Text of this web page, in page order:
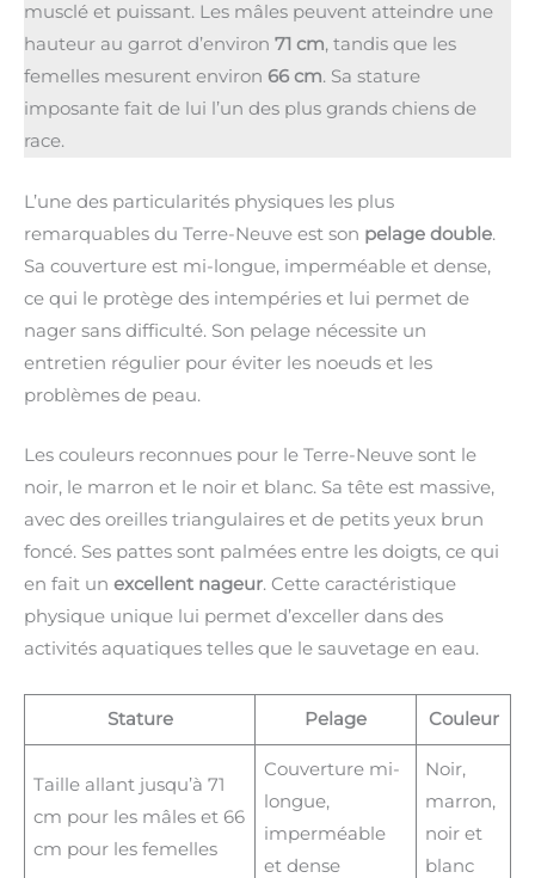
musclé et puissant. Les mâles peuvent atteindre une
hauteur au garrot d’environ 71 cm, tandis que les
femelles mesurent environ 66 cm. Sa stature
imposante fait de lui l’un des plus grands chiens de
race.
L’une des particularités physiques les plus
remarquables du Terre-Neuve est son pelage double.
Sa couverture est mi-longue, imperméable et dense,
ce qui le protège des intempéries et lui permet de
nager sans difficulté. Son pelage nécessite un
entretien régulier pour éviter les noeuds et les
problèmes de peau.
Les couleurs reconnues pour le Terre-Neuve sont le
noir, le marron et le noir et blanc. Sa tête est massive,
avec des oreilles triangulaires et de petits yeux brun
foncé. Ses pattes sont palmées entre les doigts, ce qui
en fait un excellent nageur. Cette caractéristique
physique unique lui permet d’exceller dans des
activités aquatiques telles que le sauvetage en eau.
Stature Pelage Couleur
Taille allant jusqu’à 71
cm pour les mâles et 66
cm pour les femelles
Couverture mi-
longue,
imperméable
et dense
Noir,
marron,
noir et
blanc